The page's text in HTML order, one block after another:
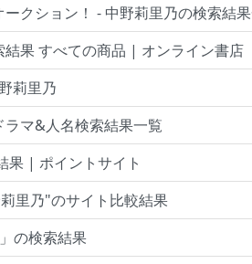
クション！ - 中野莉里乃の検索結
結果 すべての商品 | オンライン書店
莉里乃
ラマ&人名検索結果一覧
果 | ポイントサイト
里乃"のサイト比較結果
の検索結果